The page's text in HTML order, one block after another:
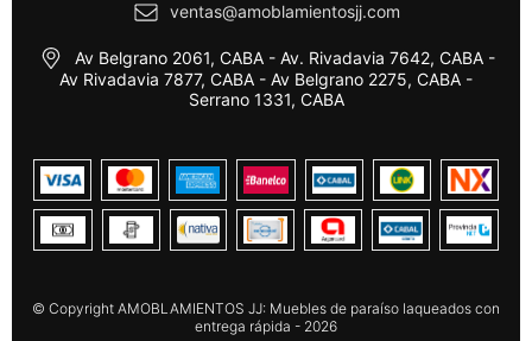
ventas@amoblamientosjj.com
Av Belgrano 2061, CABA - Av. Rivadavia 7642, CABA -
Av Rivadavia 7877, CABA - Av Belgrano 2275, CABA -
Serrano 1331, CABA
© Copyright AMOBLAMIENTOS JJ: Muebles de paraíso laqueados con
entrega rápida - 2026